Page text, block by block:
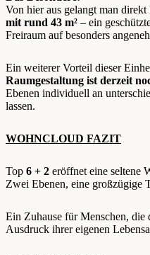
Von hier aus gelangt man
mit rund 43 m² – ein
Freiraum auf besonders
Ein weiterer Vorteil dieser
Raumgestaltung ist derzeit
Ebenen individuell an
lassen.
WOHNCLOUD FAZIT
Top 6 + 2 eröffnet eine seltene
Zwei Ebenen, eine großzügige
Ein Zuhause für Menschen, die
Ausdruck ihrer eigenen